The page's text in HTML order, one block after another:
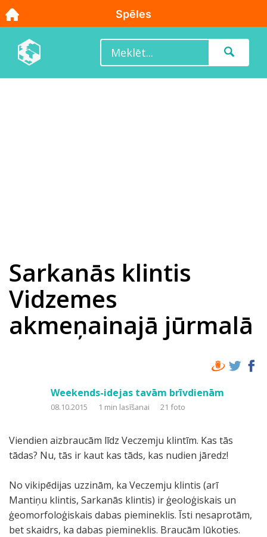
Sarkanās klintis
Vidzemes
akmeņainajā jūrmalā
Weekends-idejas tavām brīvdienām
08.10.2015 1 min lasīšanai 21 foto
Viendien aizbraucām līdz Veczemju klintīm. Kas tās
tādas? Nu, tās ir kaut kas tāds, kas nudien jāredz!
No vikipēdijas uzzinām, ka Veczemju klintis (arī
Mantiņu klintis, Sarkanās klintis) ir ģeoloģiskais un
ģeomorfoloģiskais dabas piemineklis. Īsti nesaprotām,
bet skaidrs, ka dabas piemineklis. Braucām lūkoties.